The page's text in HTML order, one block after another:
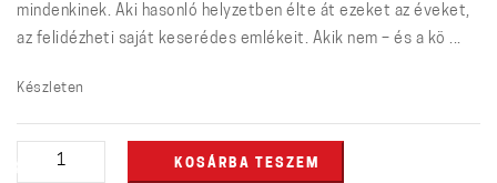
mindenkinek. Aki hasonló helyzetben élte át ezeket az éveket,
az felidézheti saját keserédes emlékeit. Akik nem – és a kö ...
Készleten
Kerek
KOSÁRBA TESZEM